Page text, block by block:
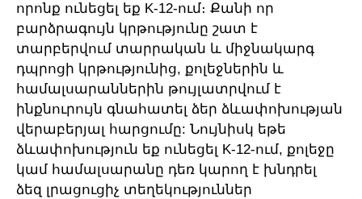
որոնք ունեցել եք K-12-ում։ Քանի որ
բարձրագույն կրթությունը շատ է
տարբերվում տարրական և միջնակարգ
դպրոցի կրթությունից, քոլեջներին և
համալսարաններին թույլատրվում է
ինքնուրույն գնահատել ձեր ձևափոխության
վերաբերյալ հարցումը: Նույնիսկ եթե
ձևափոխություն եք ունեցել K-12-ում, քոլեջը
կամ համալսարանը դեռ կարող է խնդրել
ձեզ լրացուցիչ տեղեկություններ